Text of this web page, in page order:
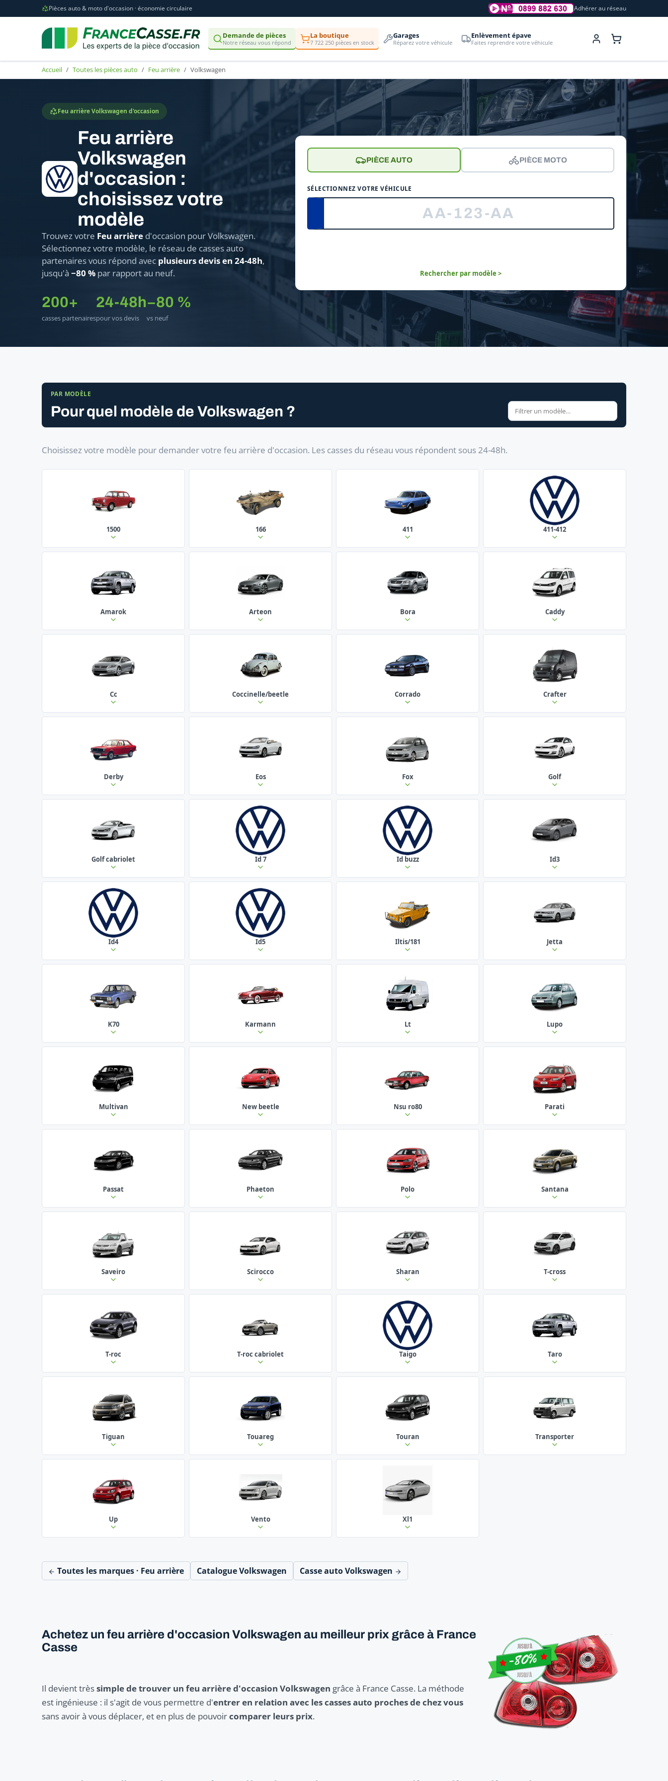
Pièces auto & moto d'occasion · économie circulaire Adhérer au réseau
Demande de pièces
Notre réseau vous répond
La boutique
7 722 250 pièces en stock
Garages
Réparez votre véhicule
Enlèvement épave
Faites reprendre votre véhicule
Accueil Toutes les pièces auto Feu arrière Volkswagen
Feu arrière Volkswagen d'occasion
Feu arrière
Volkswagen
d'occasion :
choisissez votre
modèle
Trouvez votre Feu arrière d'occasion pour Volkswagen.
Sélectionnez votre modèle, le réseau de casses auto
partenaires vous répond avec plusieurs devis en 24-48h,
jusqu'à −80 % par rapport au neuf.
200+
casses partenaires
24-48h
pour vos devis
−80 %
vs neuf
PIÈCE AUTO PIÈCE MOTO
SÉLECTIONNEZ VOTRE VÉHICULE
Rechercher par modèle >
PAR MODÈLE
Pour quel modèle de Volkswagen ?
Choisissez votre modèle pour demander votre feu arrière d'occasion. Les casses du réseau vous répondent sous 24-48h.
1500 166 411 411-412
Amarok Arteon Bora Caddy
Cc Coccinelle/beetle Corrado Crafter
Derby Eos Fox Golf
Golf cabriolet Id 7 Id buzz Id3
Id4 Id5 Iltis/181 Jetta
K70 Karmann Lt Lupo
Multivan New beetle Nsu ro80 Parati
Passat Phaeton Polo Santana
Saveiro Scirocco Sharan T-cross
T-roc T-roc cabriolet Taigo Taro
Tiguan Touareg Touran Transporter
Up Vento Xl1
Toutes les marques · Feu arrière Catalogue Volkswagen Casse auto Volkswagen
Achetez un feu arrière d'occasion Volkswagen au meilleur prix grâce à France
Casse
Il devient trèssimple de trouver un feu arrière d'occasion Volkswagen grâce à France Casse. La méthode
est ingénieuse : il s'agit de vous permettre d'entrer en relation avec les casses auto proches de chez vous
sans avoir à vous déplacer, et en plus de pouvoircomparer leurs prix.